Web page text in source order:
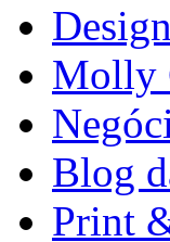
Molly
Blog
Print